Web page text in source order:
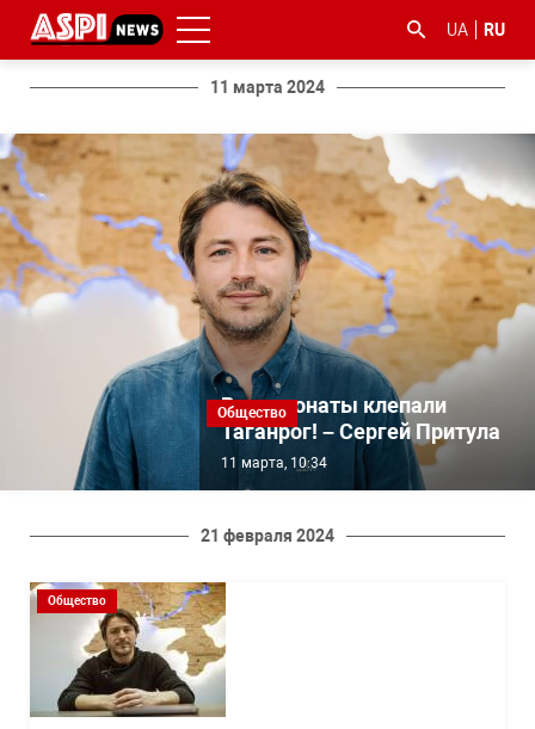
UA RU
11 марта 2024
Общество
Ваши донаты клепали
Таганрог! – Сергей Притула
11 марта, 10:34
21 февраля 2024
Общество
#ООС
#боротьба
з
#гфс #Киев #коронавірус